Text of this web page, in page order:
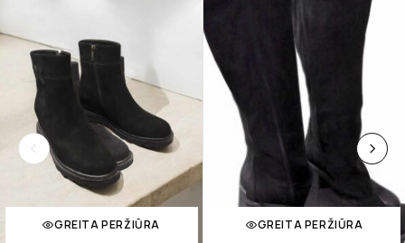
GREITA PERŽIŪRA GREITA PERŽIŪRA